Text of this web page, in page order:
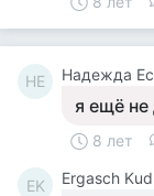
НЕ Надежда
я ещё не
8 лет
EK Ergasch